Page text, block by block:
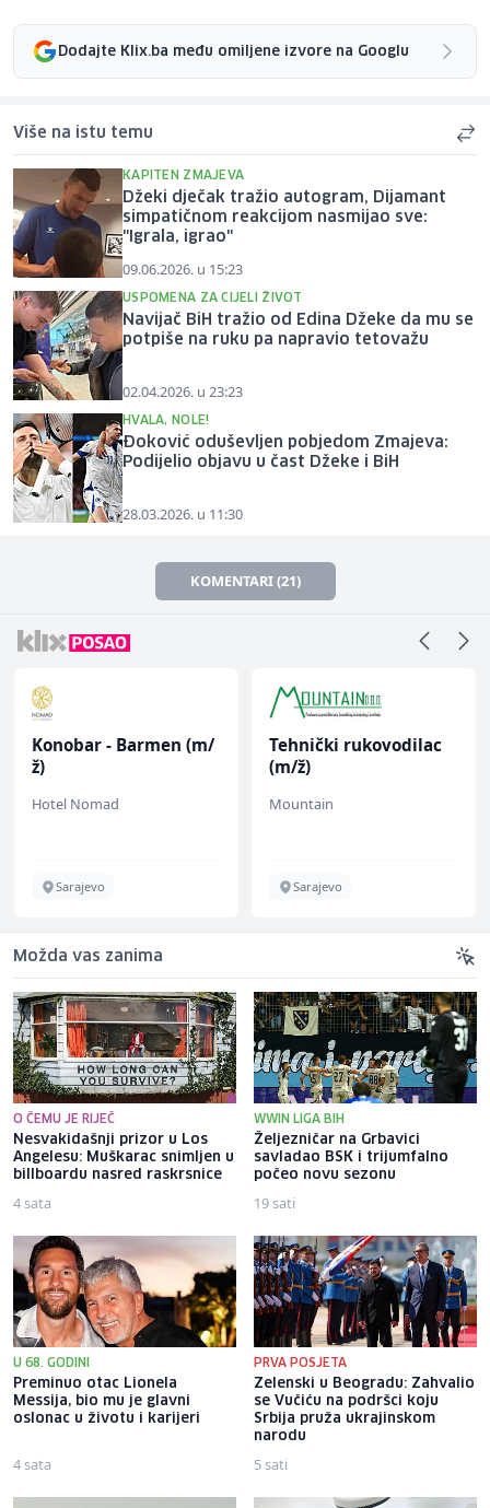
Dodajte Klix.ba među omiljene izvore na Googlu
Više na istu temu
KAPITEN ZMAJEVA
Džeki dječak tražio autogram, Dijamant
simpatičnom reakcijom nasmijao sve:
"Igrala, igrao"
09.06.2026. u 15:23
USPOMENA ZA CIJELI ŽIVOT
Navijač BiH tražio od Edina Džeke da mu se
potpiše na ruku pa napravio tetovažu
02.04.2026. u 23:23
HVALA, NOLE!
Đoković oduševljen pobjedom Zmajeva:
Podijelio objavu u čast Džeke i BiH
28.03.2026. u 11:30
KOMENTARI (21)
Konobar - Barmen (m/
ž)
Hotel Nomad
Sarajevo
Tehnički rukovodilac
(m/ž)
Mountain
Sarajevo
Možda vas zanima
O ČEMU JE RIJEČ
Nesvakidašnji prizor u Los
Angelesu: Muškarac snimljen u
billboardu nasred raskrsnice
4 sata
WWIN LIGA BIH
Željezničar na Grbavici
savladao BSK i trijumfalno
počeo novu sezonu
19 sati
U 68. GODINI
Preminuo otac Lionela
Messija, bio mu je glavni
oslonac u životu i karijeri
4 sata
PRVA POSJETA
Zelenski u Beogradu: Zahvalio
se Vučiću na podršci koju
Srbija pruža ukrajinskom
narodu
5 sati